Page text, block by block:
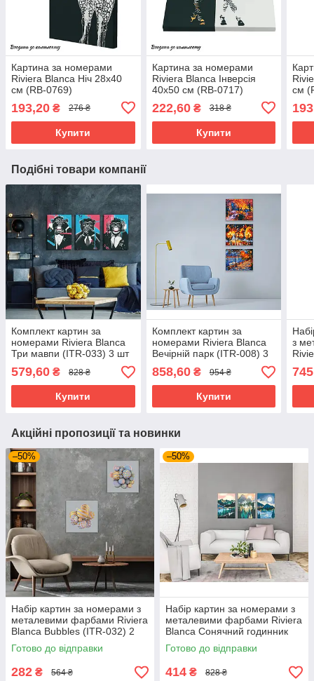
Картина за номерами
Riviera Blanca Ніч 28x40
см (RB-0769)
193,20 ₴ 276 ₴
Купити
Картина за номерами
Riviera Blanca Інверсія
40x50 см (RB-0717)
222,60₴ 318 ₴
Купити
см
Подібні товари компанії
Комплект картин за
номерами Riviera Blanca
Три мавпи (ITR-033) 3 шт
в наборі
579,60 ₴ 828 ₴
Купити
Комплект картин за
номерами Riviera Blanca
Вечірній парк (ITR-008) 3
шт в наборі
858,60₴ 954 ₴
Купити
з
Акційні пропозиції та новинки
–50%
Набір картин за номерами з
металевими фарбами Riviera
Blanca Bubbles (ITR-032) 2
шт в наборі
Готово до відправки
282 ₴ 564 ₴
–50%
Набір картин за номерами з
металевими фарбами Riviera
Blanca Сонячний годинник
(ITR-012) 3 шт в наборі
Готово до відправки
414 ₴ 828 ₴